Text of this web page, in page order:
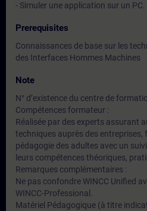
- Simuler une application sur un PC.
Prerequisites
Connaissances de base sur les
des Interfaces Hommes Machines
Note
N° d’existence du centre de
Compétences formateur :
Réalisée par des experts assurant
techniques auprès des entreprises,
pédagogie des adultes avec un
leurs compétences théoriques,
Remarques complémentaires :
Ne pas confondre WINCC Unified
WINCC-Professional.
Matériel Pédagogique (à titre